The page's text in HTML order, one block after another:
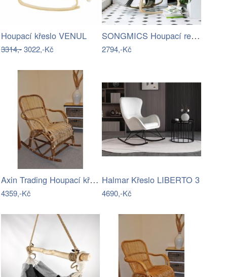
Houpací křeslo VENUL
3314,-3022,-Kč
SONGMICS Houpací relaxační křeslo…
2794,-Kč
Axin Trading Houpací křeslo Klasik…
4359,-Kč
Halmar Křeslo LIBERTO 3
4690,-Kč